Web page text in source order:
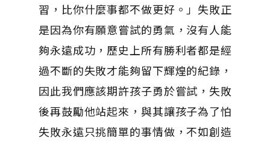
習，比你什麼事都不做更好。」失敗正
是因為你有願意嘗試的勇氣，沒有人能
夠永遠成功，歷史上所有勝利者都是經
過不斷的失敗才能夠留下輝煌的紀錄，
因此我們應該期許孩子勇於嘗試，失敗
後再鼓勵他站起來，與其讓孩子為了怕
失敗永遠只挑簡單的事情做，不如創造